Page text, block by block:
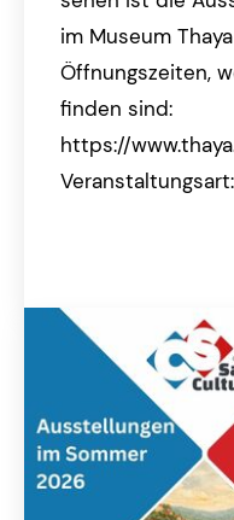
im Museum
Öffnungszeiten,
finden sind:
https://